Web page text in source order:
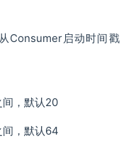
Consumer启动时间戳
间，默认20
间，默认64